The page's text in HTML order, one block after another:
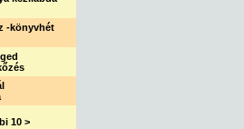
-könyvhét
10 >